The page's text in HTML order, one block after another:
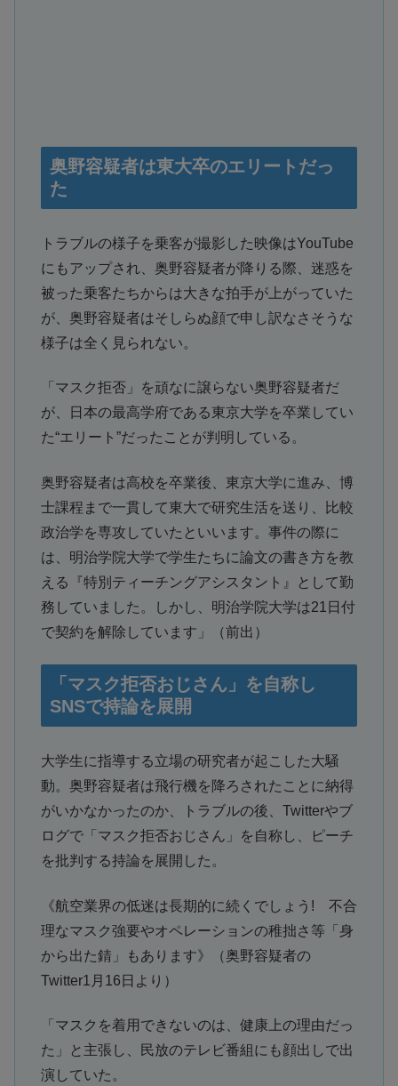
奥野容疑者は東大卒のエリートだっ
た
トラブルの様子を乗客が撮影した映像はYouTube
にもアップされ、奥野容疑者が降りる際、迷惑を
被った乗客たちからは大きな拍手が上がっていた
が、奥野容疑者はそしらぬ顔で申し訳なさそうな
様子は全く見られない。
「マスク拒否」を頑なに譲らない奥野容疑者だ
が、日本の最高学府である東京大学を卒業してい
た“エリート”だったことが判明している。
奥野容疑者は高校を卒業後、東京大学に進み、博
士課程まで一貫して東大で研究生活を送り、比較
政治学を専攻していたといいます。事件の際に
は、明治学院大学で学生たちに論文の書き方を教
える『特別ティーチングアシスタント』として勤
務していました。しかし、明治学院大学は21日付
で契約を解除しています」（前出）
「マスク拒否おじさん」を自称し
SNSで持論を展開
大学生に指導する立場の研究者が起こした大騒
動。奥野容疑者は飛行機を降ろされたことに納得
がいかなかったのか、トラブルの後、Twitterやブ
ログで「マスク拒否おじさん」を自称し、ピーチ
を批判する持論を展開した。
《航空業界の低迷は長期的に続くでしょう! 不合
理なマスク強要やオペレーションの稚拙さ等「身
から出た錆」もあります》（奥野容疑者の
Twitter1月16日より）
「マスクを着用できないのは、健康上の理由だっ
た」と主張し、民放のテレビ番組にも顔出しで出
演していた。